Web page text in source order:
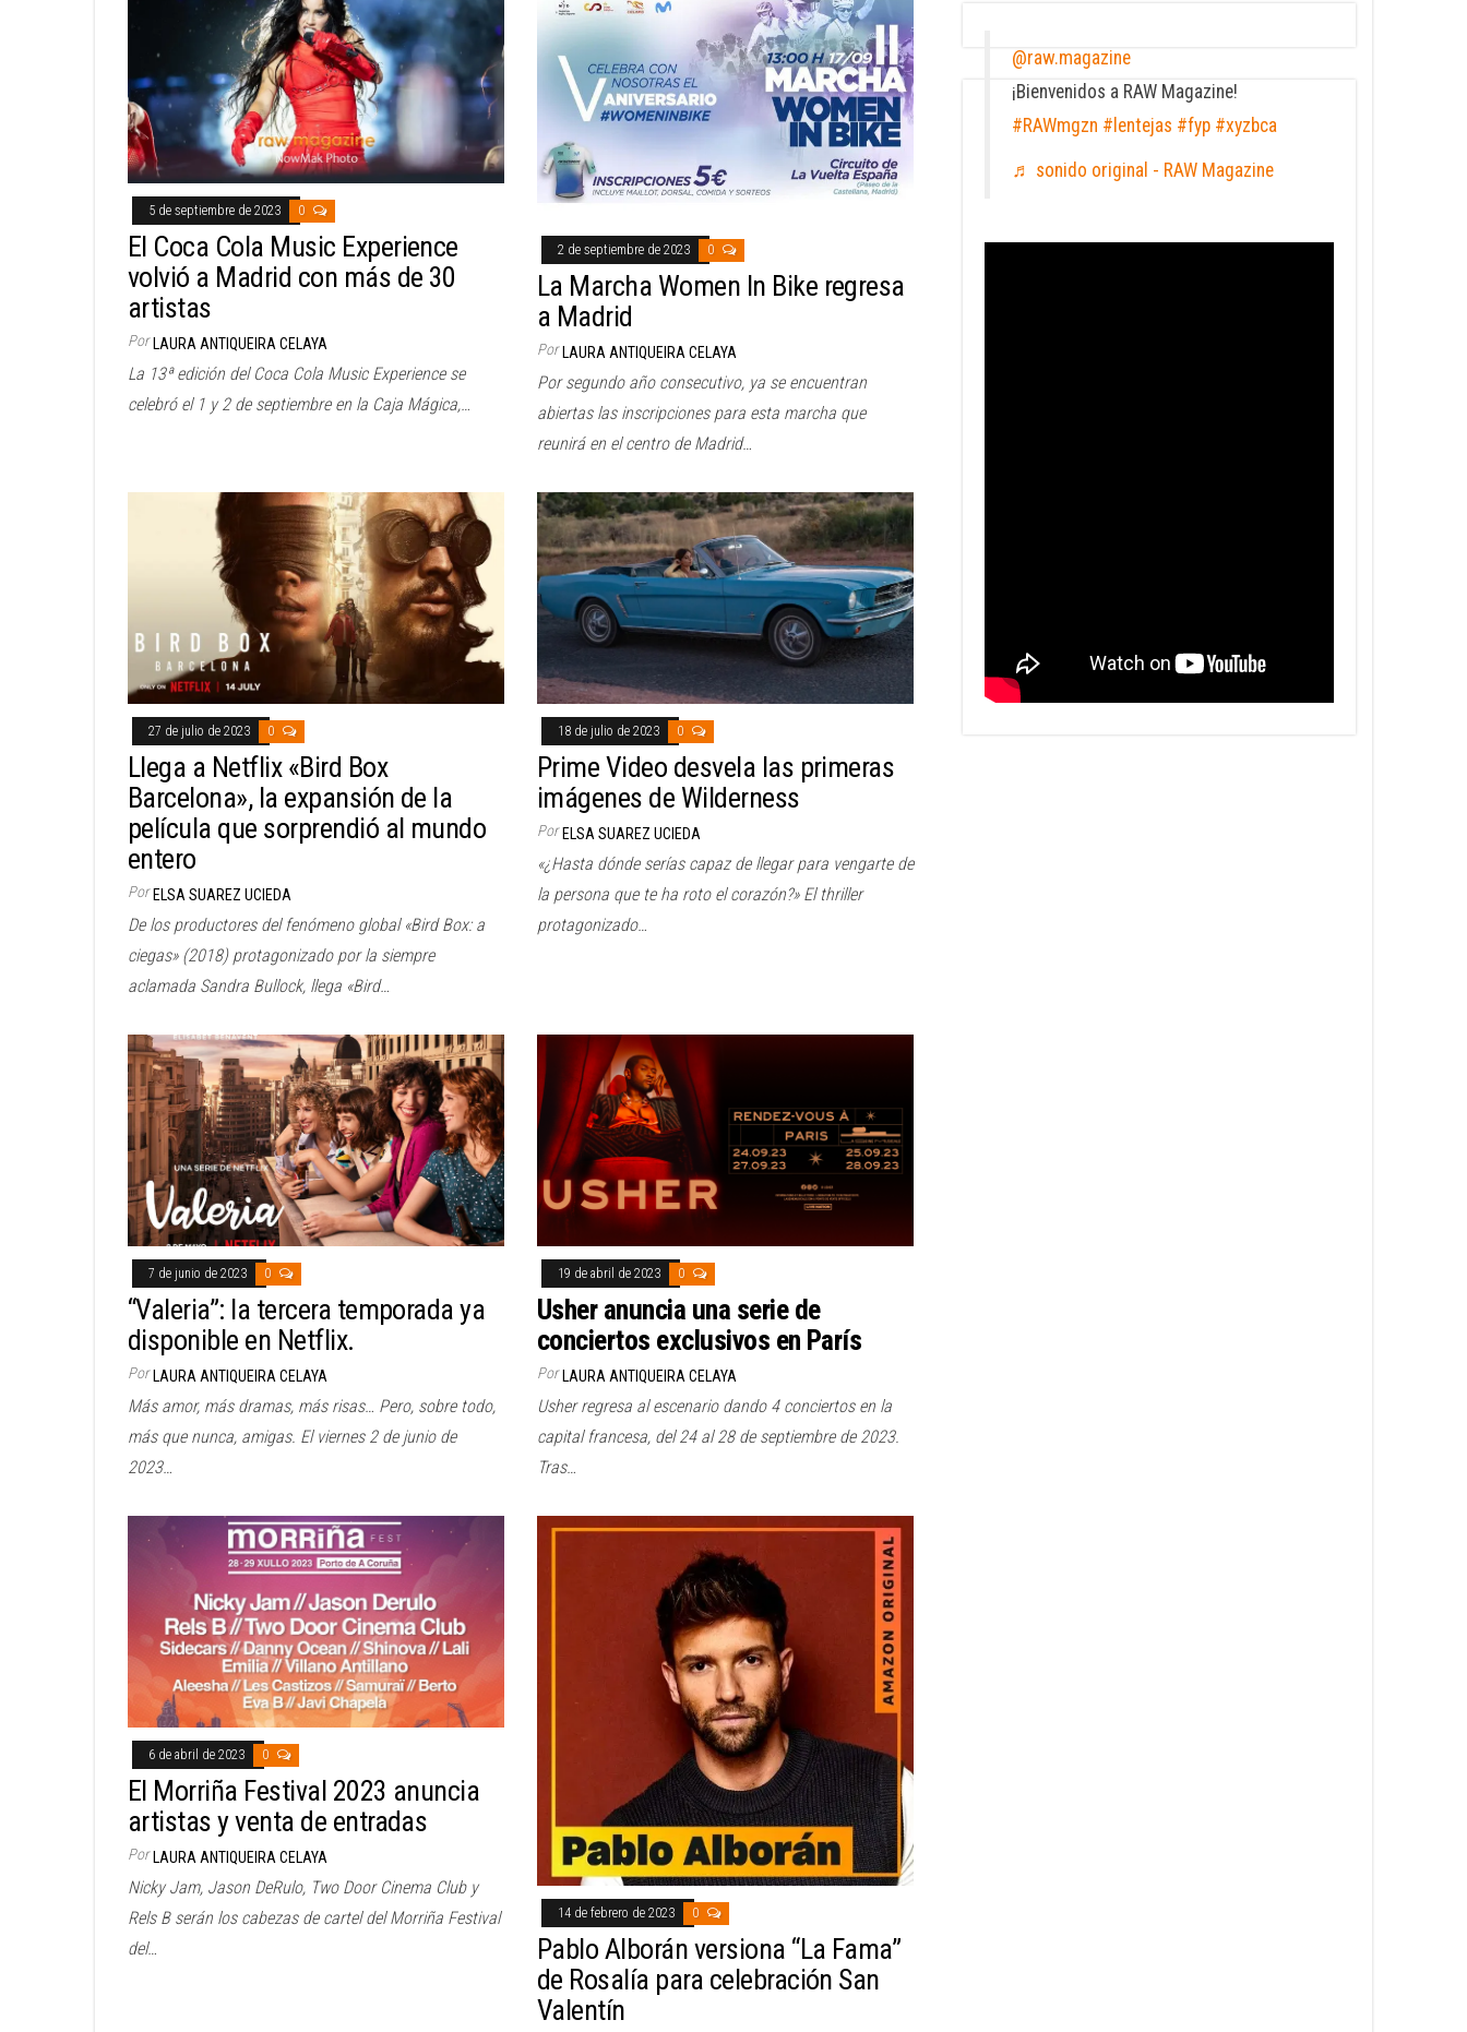
5 de septiembre de 2023 0
El Coca Cola Music Experience
volvió a Madrid con más de 30
artistas
Por LAURA ANTIQUEIRA CELAYA
La 13ª edición del Coca Cola Music Experience se
celebró el 1 y 2 de septiembre en la Caja Mágica,…
2 de septiembre de 2023 0
La Marcha Women In Bike regresa
a Madrid
Por LAURA ANTIQUEIRA CELAYA
Por segundo año consecutivo, ya se encuentran
abiertas las inscripciones para esta marcha que
reunirá en el centro de Madrid…
27 de julio de 2023 0
Llega a Netflix «Bird Box
Barcelona», la expansión de la
película que sorprendió al mundo
entero
Por ELSA SUAREZ UCIEDA
De los productores del fenómeno global «Bird Box: a
ciegas» (2018) protagonizado por la siempre
aclamada Sandra Bullock, llega «Bird…
18 de julio de 2023 0
Prime Video desvela las primeras
imágenes de Wilderness
Por ELSA SUAREZ UCIEDA
«¿Hasta dónde serías capaz de llegar para vengarte de
la persona que te ha roto el corazón?» El thriller
protagonizado…
7 de junio de 2023 0
“Valeria”: la tercera temporada ya
disponible en Netflix.
Por LAURA ANTIQUEIRA CELAYA
Más amor, más dramas, más risas… Pero, sobre todo,
más que nunca, amigas. El viernes 2 de junio de
2023…
19 de abril de 2023 0
Usher anuncia una serie de
conciertos exclusivos en París
Por LAURA ANTIQUEIRA CELAYA
Usher regresa al escenario dando 4 conciertos en la
capital francesa, del 24 al 28 de septiembre de 2023.
Tras…
6 de abril de 2023 0
El Morriña Festival 2023 anuncia
artistas y venta de entradas
Por LAURA ANTIQUEIRA CELAYA
Nicky Jam, Jason DeRulo, Two Door Cinema Club y
Rels B serán los cabezas de cartel del Morriña Festival
del…
14 de febrero de 2023 0
Pablo Alborán versiona “La Fama”
de Rosalía para celebración San
Valentín
@raw.magazine
¡Bienvenidos a RAW Magazine!
#RAWmgzn #lentejas #fyp #xyzbca
♬ sonido original - RAW Magazine